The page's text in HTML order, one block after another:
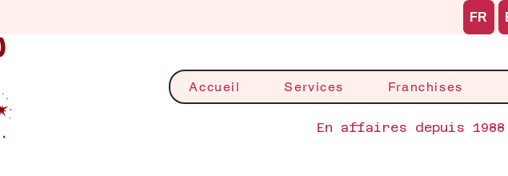
Accueil Services Franchises
En affaires depuis 1988
FR